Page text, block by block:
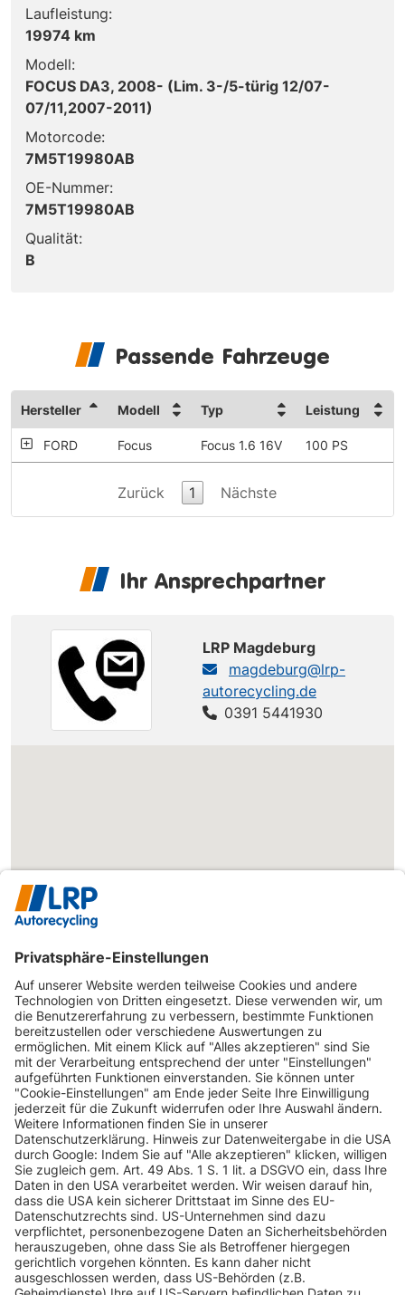
Laufleistung:
19974 km
Modell:
FOCUS DA3, 2008- (Lim. 3-/5-türig 12/07-
07/11,2007-2011)
Motorcode:
7M5T19980AB
OE-Nummer:
7M5T19980AB
Qualität:
B
Passende Fahrzeuge
Hersteller Modell Typ Leistung
FORD Focus Focus 1.6 16V 100 PS
Zurück 1 Nächste
Ihr Ansprechpartner
LRP Magdeburg
magdeburg@lrp-
autorecycling.de
0391 5441930
INFORMATIONEN
KUNDENSERVICE
INFORMATIONEN
ZAHLUNGSARTEN